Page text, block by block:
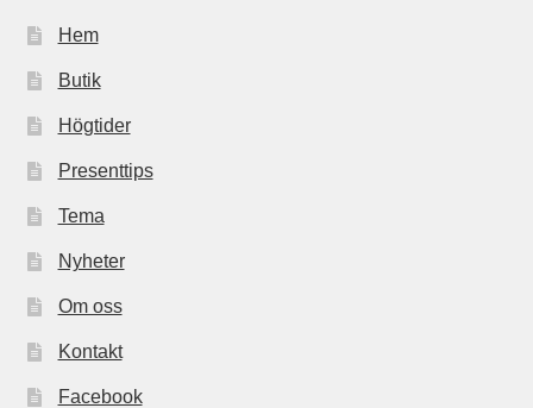
Hem
Butik
Högtider
Presenttips
Tema
Nyheter
Om oss
Kontakt
Facebook